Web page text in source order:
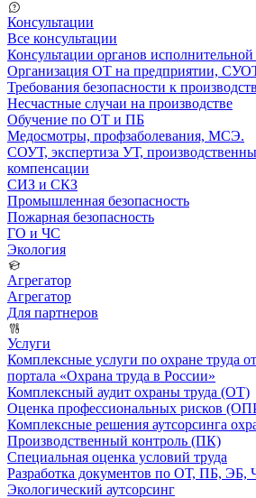
Консультации
Все консультации
Консультации органов исполнительной
Организация ОТ на предприятии,
Требования безопасности к
Несчастные случаи на производстве
Обучение по ОТ и ПБ
Медосмотры, профзаболевания, МСЭ.
СОУТ, экспертиза УТ,
компенсации
СИЗ и СКЗ
Промышленная безопасность
Пожарная безопасность
ГО и ЧС
Экология
Агрегатор
Агрегатор
Для партнеров
Услуги
Комплексные услуги по охране труда
портала «Охрана труда в России»
Комплексный аудит охраны труда (ОТ)
Оценка профессиональных рисков
Комплексные решения аутсорсинга
Производственный контроль (ПК)
Специальная оценка условий труда
Разработка документов по ОТ, ПБ, ЭБ,
Экологический аутсорсинг